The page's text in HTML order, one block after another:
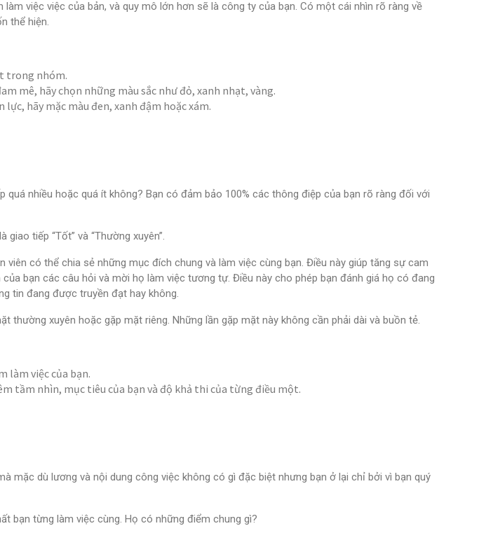
làm việc việc của bản, và quy mô lớn hơn sẽ là công ty của bạn. Có một cái nhìn rõ ràng về
thể hiện.
trong nhóm.
mê, hãy chọn những màu sắc như đỏ, xanh nhạt, vàng.
hãy mặc màu đen, xanh đậm hoặc xám.
nhiều hoặc quá ít không? Bạn có đảm bảo 100% các thông điệp của bạn rõ ràng đối với
tiếp “Tốt” và “Thường xuyên”.
viên có thể chia sẻ những mục đích chung và làm việc cùng bạn. Điều này giúp tăng sự cam
bạn các câu hỏi và mời họ làm việc tương tự. Điều này cho phép bạn đánh giá họ có đang
tin đang được truyền đạt hay không.
thường xuyên hoặc gặp mặt riêng. Những lần gặp mặt này không cần phải dài và buồn tẻ.
làm việc của bạn.
tầm nhìn, mục tiêu của bạn và độ khả thi của từng điều một.
mặc dù lương và nội dung công việc không có gì đặc biệt nhưng bạn ở lại chỉ bởi vì bạn quý
bạn từng làm việc cùng. Họ có những điểm chung gì?